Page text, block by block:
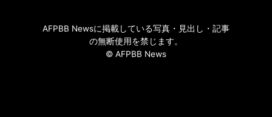
AFPBB Newsに掲載している写真・見出し・記事
の無断使用を禁じます。
© AFPBB News